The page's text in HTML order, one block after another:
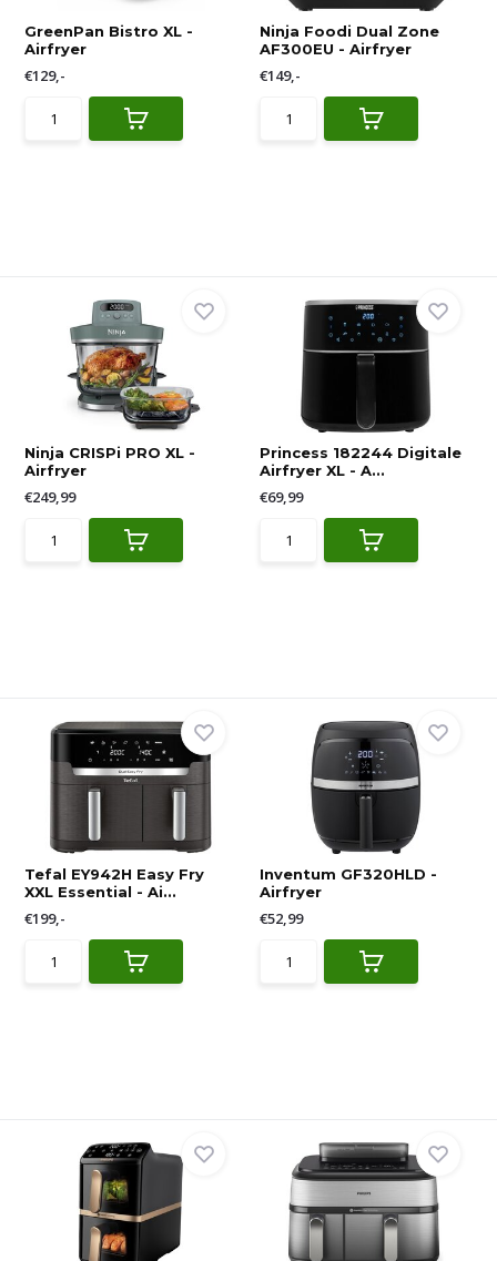
GreenPan Bistro XL -
Airfryer
€129,-
Ninja Foodi Dual Zone
AF300EU - Airfryer
€149,-
Ninja CRISPi PRO XL -
Airfryer
€249,99
Princess 182244 Digitale
Airfryer XL - A...
€69,99
Tefal EY942H Easy Fry
XXL Essential - Ai...
€199,-
Inventum GF320HLD -
Airfryer
€52,99